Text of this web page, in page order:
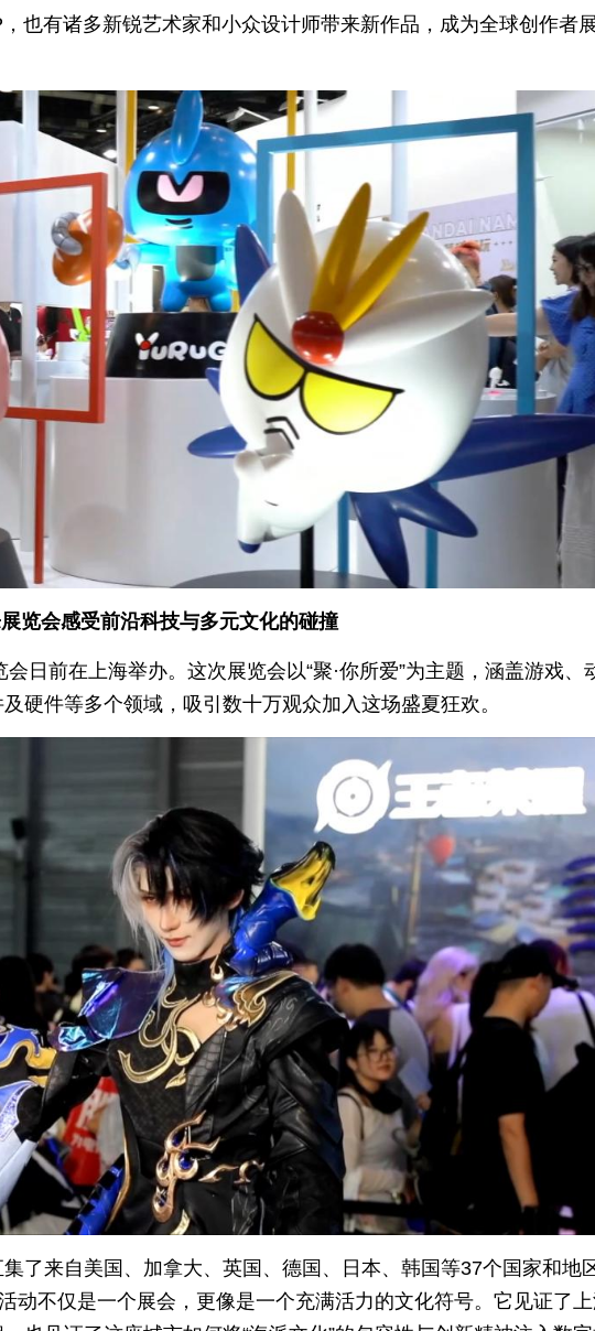
也有诸多新锐艺术家和小众设计师带来新作品，成为全球创作者
览会感受前沿科技与多元文化的碰撞
日前在上海举办。这次展览会以“聚·你所爱”为主题，涵盖游戏、
硬件等多个领域，吸引数十万观众加入这场盛夏狂欢。
了来自美国、加拿大、英国、德国、日本、韩国等37个国家和地
动不仅是一个展会，更像是一个充满活力的文化符号。它见证了